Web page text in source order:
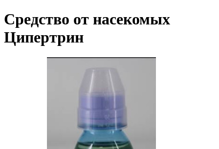
Средство от насекомых
Ципертрин